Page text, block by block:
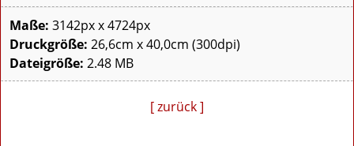
Maße: 3142px x 4724px
Druckgröße: 26,6cm x 40,0cm (300dpi)
Dateigröße: 2.48 MB
[ zurück ]